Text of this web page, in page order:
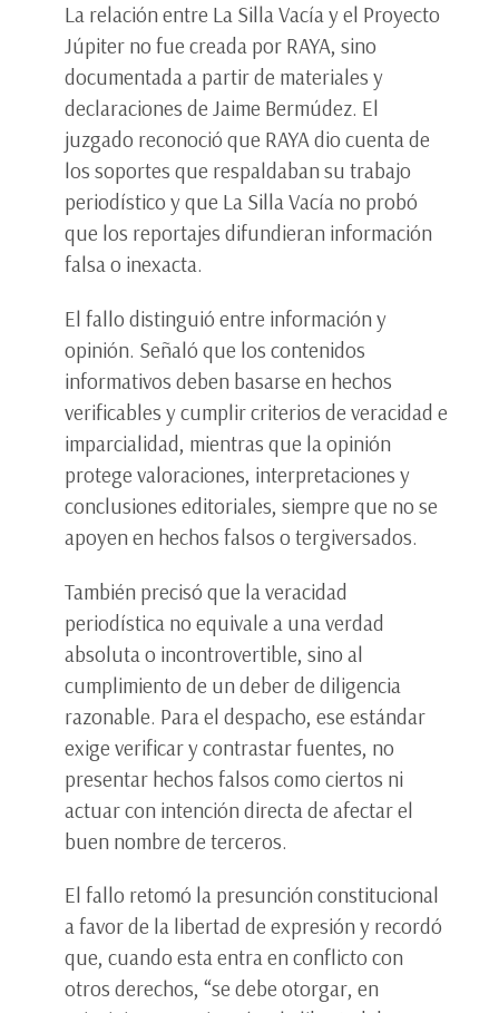
La relación entre La Silla Vacía y el Proyecto
Júpiter no fue creada por RAYA, sino
documentada a partir de materiales y
declaraciones de Jaime Bermúdez. El
juzgado reconoció que RAYA dio cuenta de
los soportes que respaldaban su trabajo
periodístico y que La Silla Vacía no probó
que los reportajes difundieran información
falsa o inexacta.
El fallo distinguió entre información y
opinión. Señaló que los contenidos
informativos deben basarse en hechos
verificables y cumplir criterios de veracidad e
imparcialidad, mientras que la opinión
protege valoraciones, interpretaciones y
conclusiones editoriales, siempre que no se
apoyen en hechos falsos o tergiversados.
También precisó que la veracidad
periodística no equivale a una verdad
absoluta o incontrovertible, sino al
cumplimiento de un deber de diligencia
razonable. Para el despacho, ese estándar
exige verificar y contrastar fuentes, no
presentar hechos falsos como ciertos ni
actuar con intención directa de afectar el
buen nombre de terceros.
El fallo retomó la presunción constitucional
a favor de la libertad de expresión y recordó
que, cuando esta entra en conflicto con
otros derechos, “se debe otorgar, en